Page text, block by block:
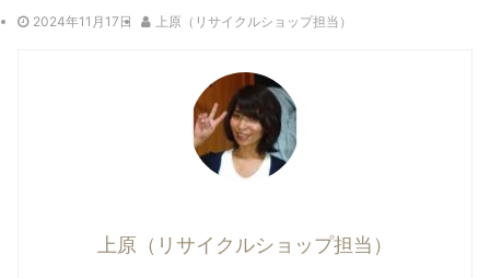
2024年11月17日 上原（リサイクルショップ担当）
上原（リサイクルショップ担当）